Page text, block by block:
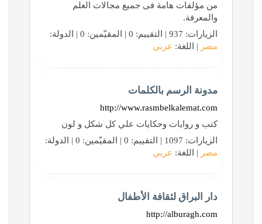
من مؤلفات هامة فى جميع مجالات العلم
والمعرفة.
الزيارات: 937 | التقييم: 0 | المقيّمين: 0 | الدولة:
مصر | اللغة: عربي
مدونة الرسم بالكلمات
http://www.rasmbelkalemat.com
كتب و روايات وحكايات علي كل شكل و لون
الزيارات: 1097 | التقييم: 0 | المقيّمين: 0 | الدولة:
مصر | اللغة: عربي
دار البراق لثقافة الأطفال
http://alburagh.com